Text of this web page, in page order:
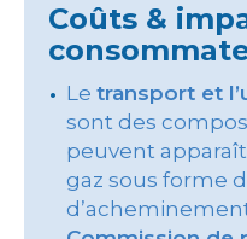
Coûts &
Le transport et
sont des
peuvent
gaz sous forme